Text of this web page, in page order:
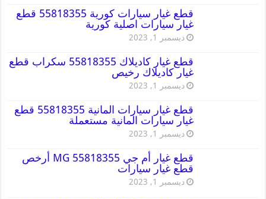
قطع غيار سيارات كورية 55818355 قطع
غيار سيارات اصلية كورية
ديسمبر 1, 2023
قطع غيار كاديلاك 55818355 سكراب قطع
غيار كاديلاك رخيص
ديسمبر 1, 2023
قطع غيار سيارات المانية 55818355 قطع
غيار سيارات المانية مستعملة
ديسمبر 1, 2023
قطع غيار أم جي MG 55818355 أرخص
قطع غيار سيارات
ديسمبر 1, 2023